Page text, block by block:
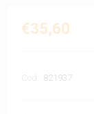
€35,60
821937